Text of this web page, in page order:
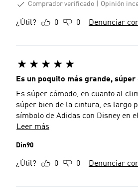
Comprador verificado
Opinión
¿Útil? 0 0 Denunciar
Es un poquito más grande,
Es súper cómodo, en cuanto al
súper bien de la cintura, es largo
símbolo de Adidas con Disney en
Leer más
Din90
¿Útil? 0 0 Denunciar